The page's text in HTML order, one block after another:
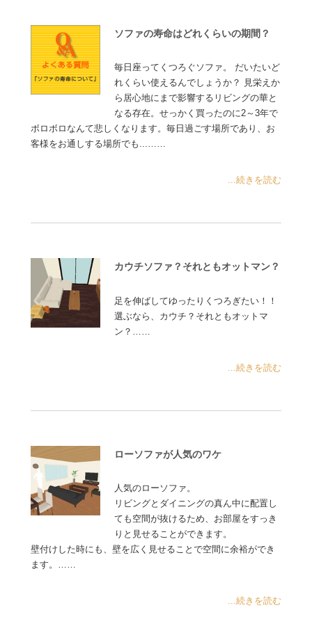
ソファの寿命はどれくらいの期間？
毎日座ってくつろぐソファ。 だいたいど
れくらい使えるんでしょうか？ 見栄えか
ら居心地にまで影響するリビングの華と
なる存在。せっかく買ったのに2～3年で
ボロボロなんて悲しくなります。毎日過ごす場所であり、お
客様をお通しする場所でも...……
...続きを読む
カウチソファ？それともオットマン？
足を伸ばしてゆったりくつろぎたい！！
選ぶなら、カウチ？それともオットマ
ン？……
...続きを読む
ローソファが人気のワケ
人気のローソファ。
リビングとダイニングの真ん中に配置し
ても空間が抜けるため、お部屋をすっき
りと見せることができます。
壁付けした時にも、壁を広く見せることで空間に余裕ができ
ます。……
...続きを読む